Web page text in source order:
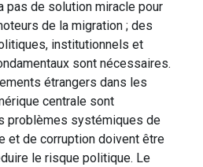
pas de solution miracle pour
de la migration ; des
institutionnels et
sont nécessaires.
étrangers dans les
centrale sont
problèmes systémiques de
et de corruption doivent être
le risque politique. Le